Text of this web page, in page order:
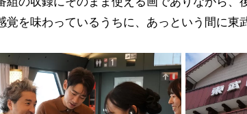
覚を味わっているうちに、あっという間に東